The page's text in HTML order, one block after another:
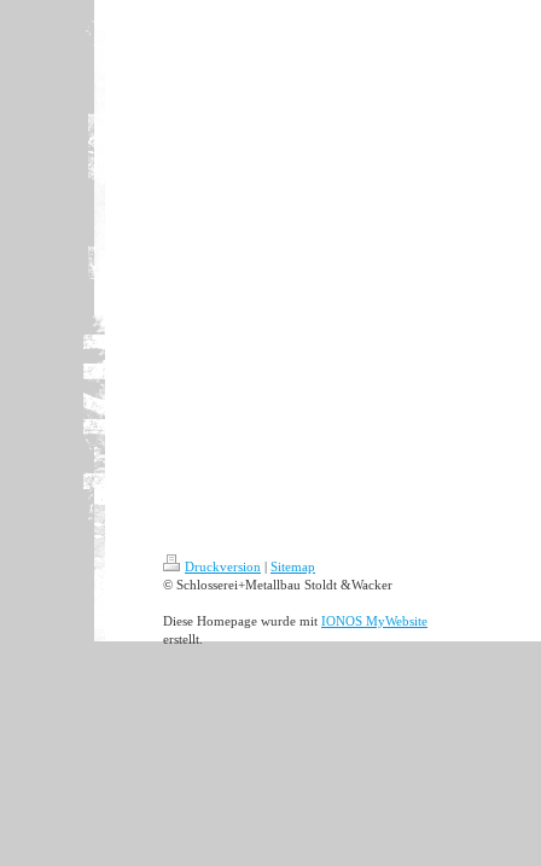
Druckversion | Sitemap
© Schlosserei+Metallbau Stoldt &Wacker
Diese Homepage wurde mit IONOS MyWebsite
erstellt.